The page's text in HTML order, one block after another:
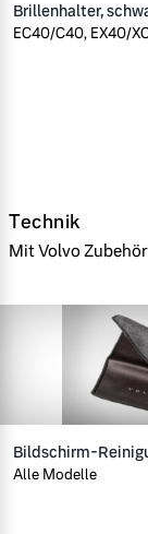
Brillenhalter,
EC40/C40, EX40/
Technik
Mit Volvo
Bildschirm-
Alle Modelle